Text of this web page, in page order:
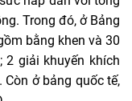
Trong đó, ở Bảng
bằng khen và 30
2 giải khuyến khích
ở bảng quốc tế,